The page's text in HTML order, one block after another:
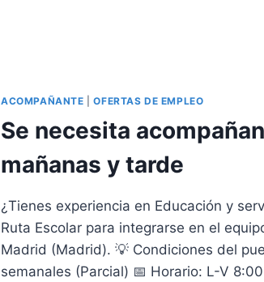
ACOMPAÑANTE |OFERTAS DE EMPLEO
Se necesita
mañanas y tarde
¿Tienes experiencia en Educación y
Ruta Escolar para integrarse en el
Madrid (Madrid). 💡 Condiciones del
semanales (Parcial) 📅 Horario: L-V